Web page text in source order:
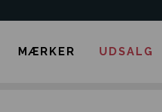
MÆRKER UDSALG